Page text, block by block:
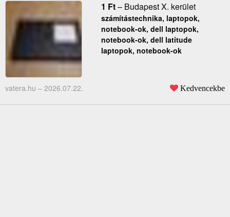
1 Ft– Budapest X. kerület
számítástechnika, laptopok,
notebook-ok, dell laptopok,
notebook-ok, dell latitude
laptopok, notebook-ok
vatera.hu – 2026.07.22. Kedvencekbe